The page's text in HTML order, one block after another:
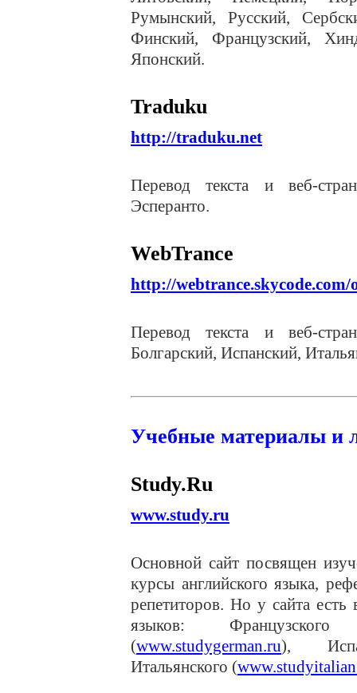
Румынский, Русский,
Финский, Французский,
Японский.
Traduku
http://traduku.net
Перевод текста и веб-
Эсперанто.
WebTrance
http://webtrance.skycode.com/
Перевод текста и веб-
Болгарский, Испанский,
Учебные материалы и
Study.Ru
www.study.ru
Основной сайт посвящен
курсы английского языка,
репетиторов. Но у сайта
языков:
(www.studygerman.ru),
Итальянского (